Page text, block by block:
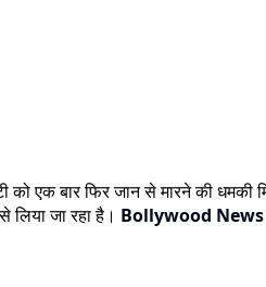
को एक बार फिर जान से मारने की
जा रहा है। Bollywood News